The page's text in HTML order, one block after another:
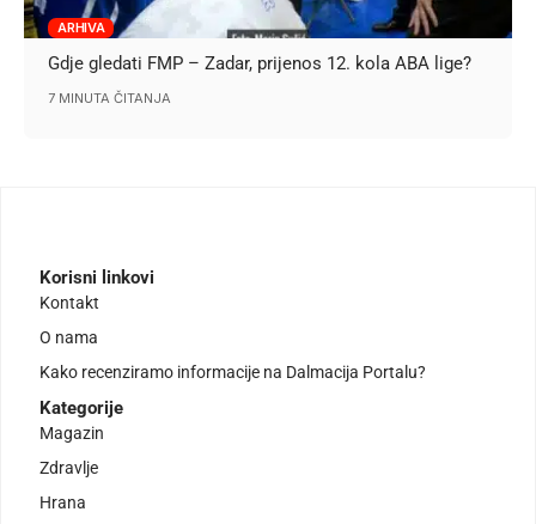
ARHIVA
Gdje gledati FMP – Zadar, prijenos 12. kola ABA lige?
7 MINUTA ČITANJA
Korisni linkovi
Kontakt
O nama
Kako recenziramo informacije na Dalmacija Portalu?
Kategorije
Magazin
Zdravlje
Hrana